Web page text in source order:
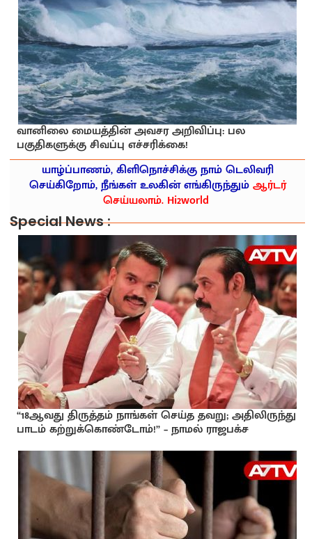
வானிலை மையத்தின் அவசர அறிவிப்பு: பல
பகுதிகளுக்கு சிவப்பு எச்சரிக்கை!
யாழ்ப்பாணம், கிளிநொச்சிக்கு நாம் டெலிவரி
செய்கிறோம், நீங்கள் உலகின் எங்கிருந்தும்ஆர்டர்
செய்யலாம். Hi2world
Special News :
“18ஆவது திருத்தம் நாங்கள் செய்த தவறு; அதிலிருந்து
பாடம் கற்றுக்கொண்டோம்!” – நாமல் ராஜபக்ச